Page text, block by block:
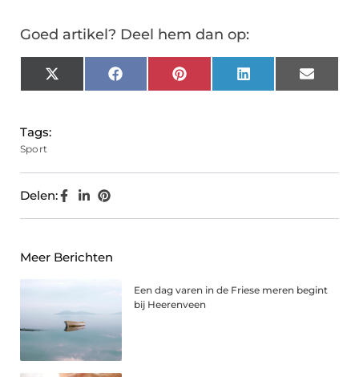
Goed artikel? Deel hem dan op:
X
(Twitter)
FacebookPinterest LinkedIn Email
Tags:
Sport
Delen:
Meer Berichten
Een dag varen in de Friese meren begint
bij Heerenveen